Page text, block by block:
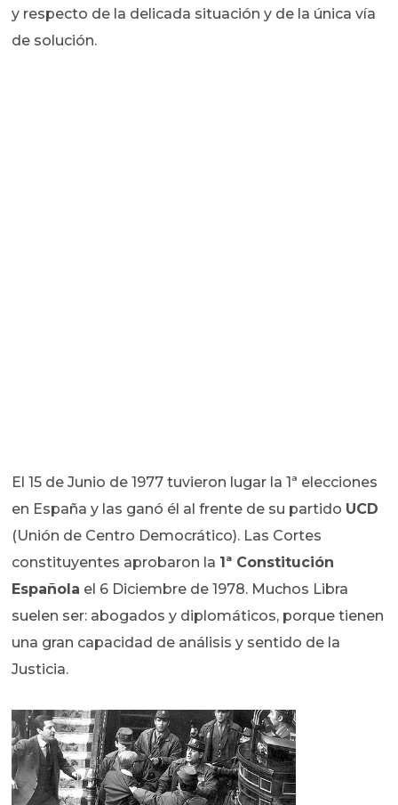
y respecto de la delicada situación y de la única vía
de solución.
El 15 de Junio de 1977 tuvieron lugar la 1ª elecciones
en España y las ganó él al frente de su partido UCD
(Unión de Centro Democrático). Las Cortes
constituyentes aprobaron la 1ª Constitución
Española el 6 Diciembre de 1978. Muchos Libra
suelen ser: abogados y diplomáticos, porque tienen
una gran capacidad de análisis y sentido de la
Justicia.